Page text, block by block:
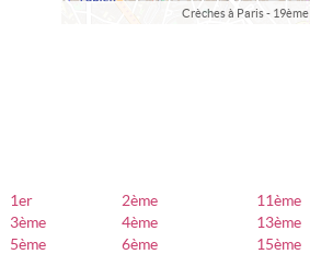
Crèches à Paris - 19ème
1er
2ème
3ème
4ème
5ème
6ème
11ème
13ème
15ème